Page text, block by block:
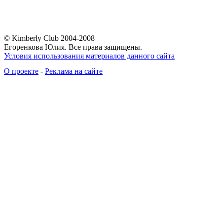
© Kimberly Club 2004-2008
Егоренкова Юлия. Все права защищены.
Условия использования материалов данного сайта
О проекте - Реклама на сайте